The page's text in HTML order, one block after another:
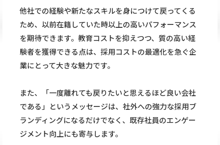
他社での経験や新たなスキルを身につけて戻ってくる
ため、以前在籍していた時以上の高いパフォーマンス
を期待できます。教育コストを抑えつつ、質の高い経
験者を獲得できる点は、採用コストの最適化を急ぐ企
業にとって大きな魅力です。
また、「一度離れても戻りたいと思えるほど良い会社
である」というメッセージは、社外への強力な採用ブ
ランディングになるだけでなく、既存社員のエンゲー
ジメント向上にも寄与します。